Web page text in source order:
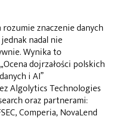
znaczenie danych
nadal nie
Wynika to
dojrzałości polskich
i AI”
Algolytics Technologies
oraz partnerami:
Comperia, NovaLend